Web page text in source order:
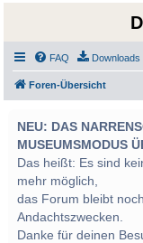
FAQ Downloads
Foren-Übersicht
NEU: DAS
MUSEUMSMODUS
Das heißt: Es sind
mehr möglich,
das Forum bleibt
Andachtszwecken.
Danke für deinen